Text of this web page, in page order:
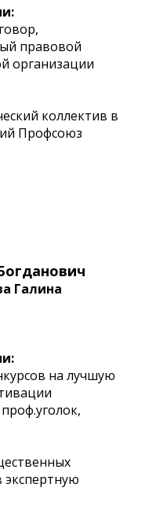
правовой
организации
коллектив в
Профсоюз
Галина
на лучшую